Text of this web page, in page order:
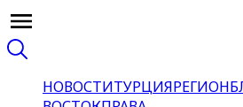
НОВОСТИТУРЦИЯРЕГИОН